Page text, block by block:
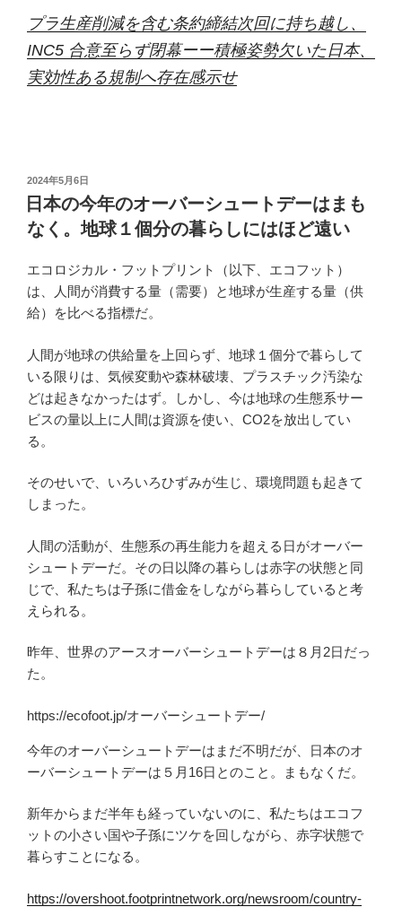
プラ生産削減を含む条約締結次回に持ち越し、
INC5 合意至らず閉幕ーー積極姿勢欠いた日本、
実効性ある規制へ存在感示せ
投
稿
日:
2024年5月6日
日本の今年のオーバーシュートデーはまも
なく。地球１個分の暮らしにはほど遠い
エコロジカル・フットプリント（以下、エコフット）
は、人間が消費する量（需要）と地球が生産する量（供
給）を比べる指標だ。
人間が地球の供給量を上回らず、地球１個分で暮らして
いる限りは、気候変動や森林破壊、プラスチック汚染な
どは起きなかったはず。しかし、今は地球の生態系サー
ビスの量以上に人間は資源を使い、CO2を放出してい
る。
そのせいで、いろいろひずみが生じ、環境問題も起きて
しまった。
人間の活動が、生態系の再生能力を超える日がオーバー
シュートデーだ。その日以降の暮らしは赤字の状態と同
じで、私たちは子孫に借金をしながら暮らしていると考
えられる。
昨年、世界のアースオーバーシュートデーは８月2日だっ
た。
https://ecofoot.jp/オーバーシュートデー/
今年のオーバーシュートデーはまだ不明だが、日本のオ
ーバーシュートデーは５月16日とのこと。まもなくだ。
新年からまだ半年も経っていないのに、私たちはエコフ
ットの小さい国や子孫にツケを回しながら、赤字状態で
暮らすことになる。
https://overshoot.footprintnetwork.org/newsroom/country-